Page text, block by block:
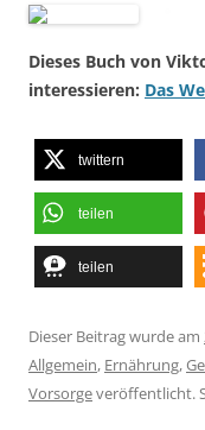
Dieses Buch von
interessieren: Das
twittern
teilen
teilen
Dieser Beitrag wurde am
Allgemein, Ernährung,
Vorsorgeveröffentlicht.